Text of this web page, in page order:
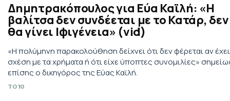
Δημητρακόπουλος για Εύα Καϊλή: «Η
βαλίτσα δεν συνδέεται με το Κατάρ, δεν
θα γίνει Ιφιγένεια» (vid)
«Η πολύμηνη παρακολούθηση δείχνει ότι δεν φέρεται αν έχει
σχέση με τα χρήματα ή ότι είχε ύποπτες συνομιλίες»
επίσης ο δικηγόρος της Εύας Καϊλή.
TO10